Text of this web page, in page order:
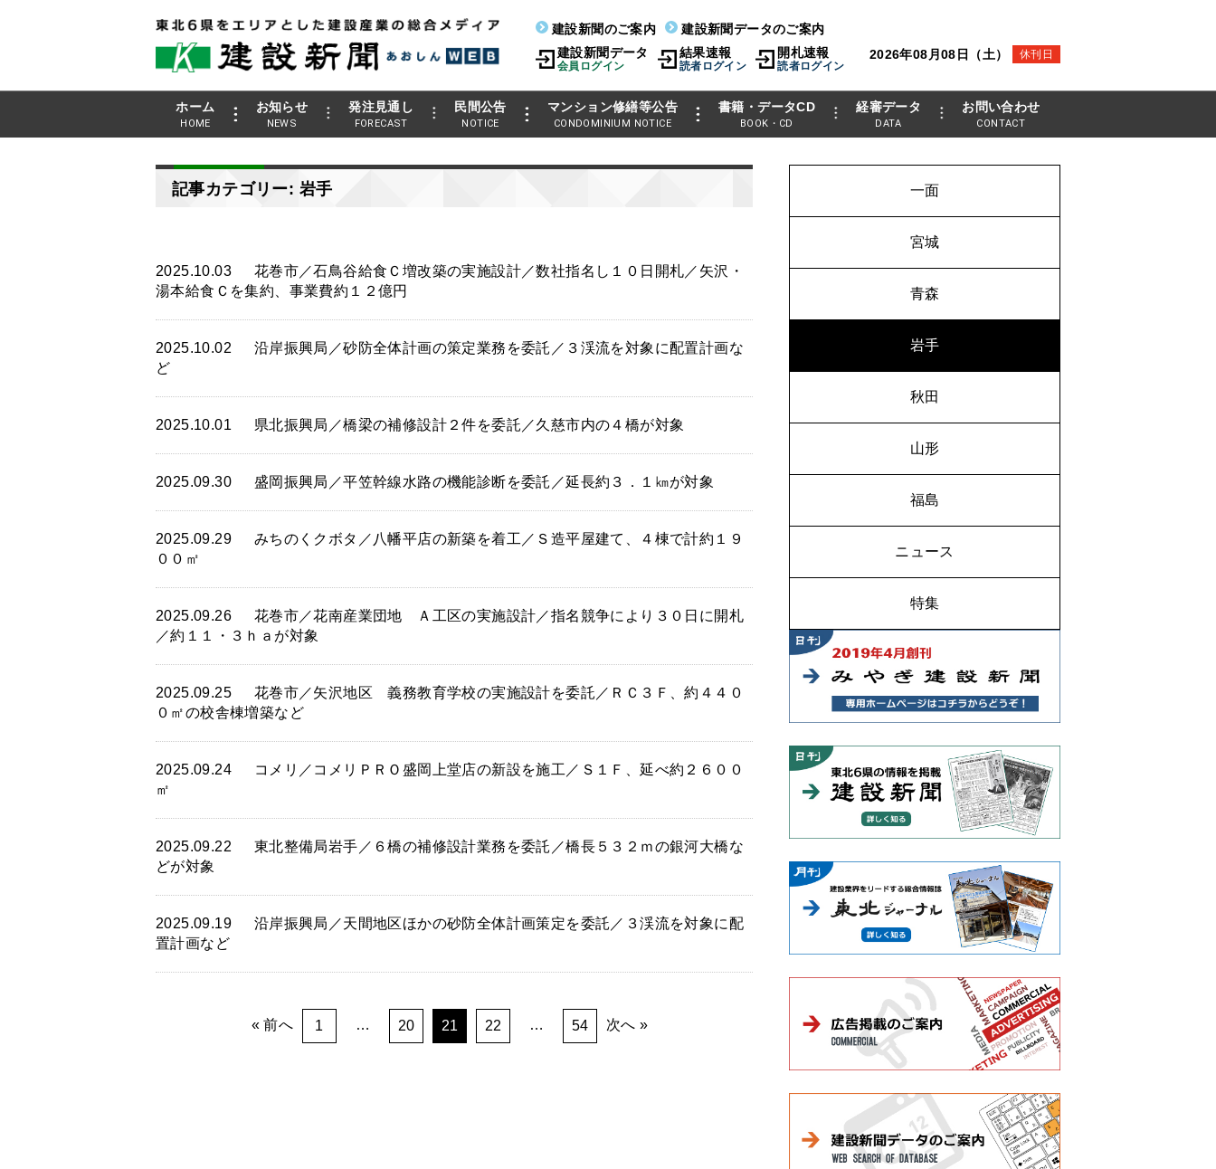
2026年08月08日（土） 休刊日
建設新聞のご案内
建設新聞データのご案内
建設新聞データ
会員ログイン
結果速報
読者ログイン
開札速報
読者ログイン
ホーム
HOME
お知らせ
NEWS
発注見通し
FORECAST
民間公告
NOTICE
マンション修繕等公告
CONDOMINIUM NOTICE
書籍・データCD
BOOK・CD
経審データ
DATA
お問い合わせ
CONTACT
記事カテゴリー: 岩手
2025.10.03
花巻市／石鳥谷給食Ｃ増改築の実施設計／数社指名し１０日開札／矢沢・
湯本給食Ｃを集約、事業費約１２億円
2025.10.02
沿岸振興局／砂防全体計画の策定業務を委託／３渓流を対象に配置計画な
ど
2025.10.01 県北振興局／橋梁の補修設計２件を委託／久慈市内の４橋が対象
2025.09.30 盛岡振興局／平笠幹線水路の機能診断を委託／延長約３．１㎞が対象
2025.09.29
みちのくクボタ／八幡平店の新築を着工／Ｓ造平屋建て、４棟で計約１９
００㎡
2025.09.26
花巻市／花南産業団地 Ａ工区の実施設計／指名競争により３０日に開札
／約１１・３ｈａが対象
2025.09.25
花巻市／矢沢地区 義務教育学校の実施設計を委託／ＲＣ３Ｆ、約４４０
０㎡の校舎棟増築など
2025.09.24
コメリ／コメリＰＲＯ盛岡上堂店の新設を施工／Ｓ１Ｆ、延べ約２６００
㎡
2025.09.22
東北整備局岩手／６橋の補修設計業務を委託／橋長５３２ｍの銀河大橋な
どが対象
2025.09.19
沿岸振興局／天間地区ほかの砂防全体計画策定を委託／３渓流を対象に配
置計画など
前へ 1 … 20 21 22 … 54 次へ
一面
宮城
青森
岩手
秋田
山形
福島
ニュース
特集